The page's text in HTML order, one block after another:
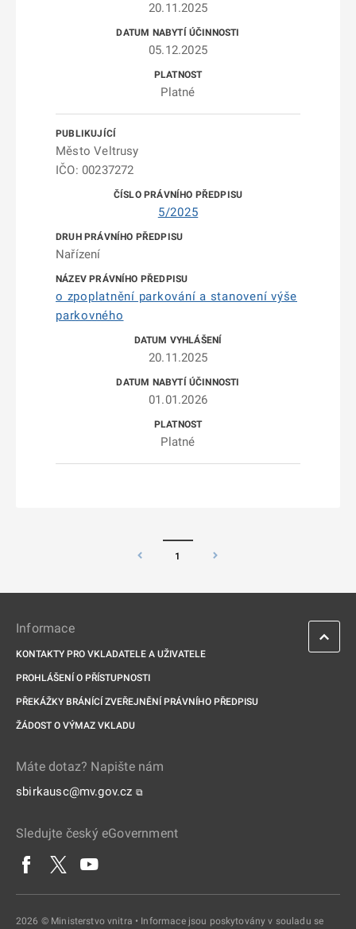
20.11.2025
05.12.2025
Platné
Město Veltrusy
IČO: 00237272
5/2025
Nařízení
o zpoplatnění parkování a stanovení výše
parkovného
20.11.2025
01.01.2026
Platné
1
Informace
KONTAKTY PRO VKLADATELE A UŽIVATELE
PROHLÁŠENÍ O PŘÍSTUPNOSTI
PŘEKÁŽKY BRÁNÍCÍ ZVEŘEJNĚNÍ PRÁVNÍHO PŘEDPISU
ŽÁDOST O VÝMAZ VKLADU
Máte dotaz? Napište nám
sbirkausc@mv.gov.cz ⧉
Sledujte český eGovernment
2026 © Ministerstvo vnitra • Informace jsou poskytovány v souladu se